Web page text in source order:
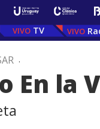
TV
.
En la